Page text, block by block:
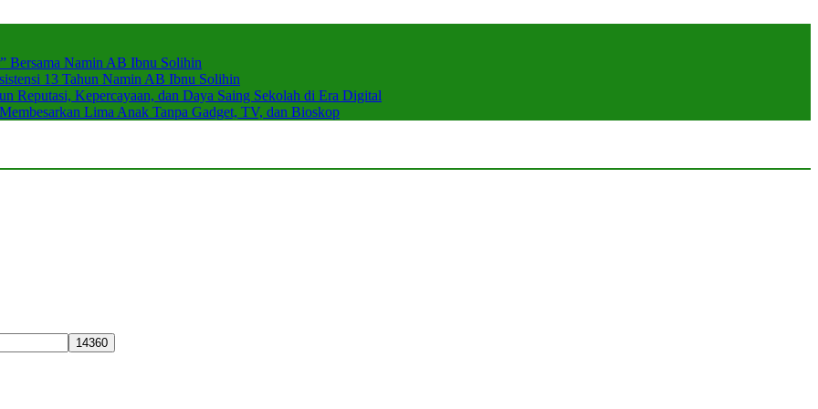
Bersama Namin AB Ibnu Solihin
13 Tahun Namin AB Ibnu Solihin
Reputasi, Kepercayaan, dan Daya Saing Sekolah di Era Digital
Lima Anak Tanpa Gadget, TV, dan Bioskop